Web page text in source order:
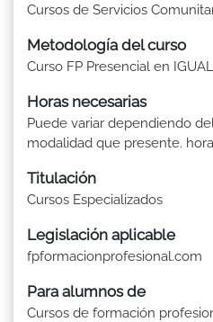
Cursos de Servicios
Metodología del curso
Curso FP Presencial en
Horas necesarias
Puede variar dependiendo
modalidad que presente.
Titulación
Cursos Especializados
Legislación aplicable
fpformacionprofesional.com
Para alumnos de
Cursos de formación